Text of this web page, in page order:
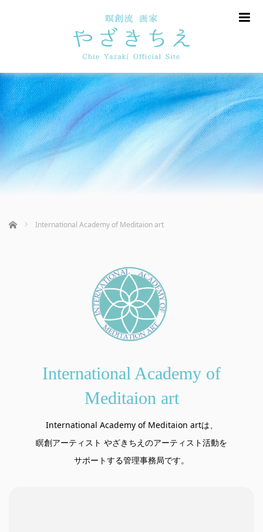
ホーム International Academy of Meditaion art
International Academy of
Meditaion art
International Academy of Meditaion artは、
瞑創アーティスト やざきちえのアーティスト活動を
サポートする管理事務局です。